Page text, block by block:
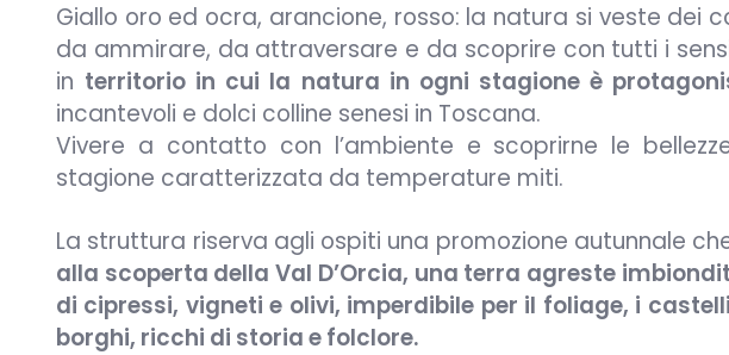
Giallo oro ed ocra, arancione, rosso: la natura si veste dei
da ammirare, da attraversare e da scoprire con tutti i sensi.
in territorio in cui la natura in ogni stagione è
incantevoli e dolci colline senesi in Toscana.
Vivere a contatto con l’ambiente e scoprirne le
stagione caratterizzata da temperature miti.
La struttura riserva agli ospiti una promozione autunnale
alla scoperta della Val D’Orcia, una terra agreste
di cipressi, vigneti e olivi, imperdibile per il foliage, i
borghi, ricchi di storia e folclore.